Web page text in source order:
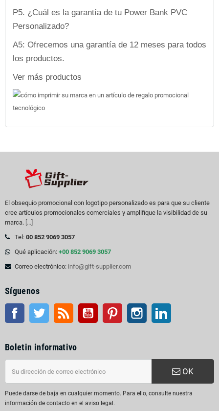
P5. ¿Cuál es la garantía de tu Power Bank PVC
Personalizado?
A5: Ofrecemos una garantía de 12 meses para todos
los productos.
Ver más productos
El obsequio promocional con logotipo personalizado es para que su cliente
cree artículos promocionales comerciales y amplifique la visibilidad de su
marca. [...]
Tel: 00 852 9069 3057
Qué aplicación: +00 852 9069 3057
Correo electrónico: info@gift-supplier.com
Síguenos
Facebook Gorjeo Rss YouTube Pinterest Instagram
Boletin informativo
OK
Puede darse de baja en cualquier momento. Para ello, consulte nuestra
información de contacto en el aviso legal.